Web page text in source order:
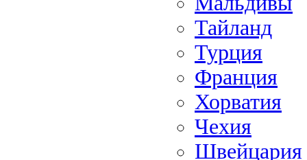
Тайланд
Турция
Франция
Хорватия
Чехия
Швейцария